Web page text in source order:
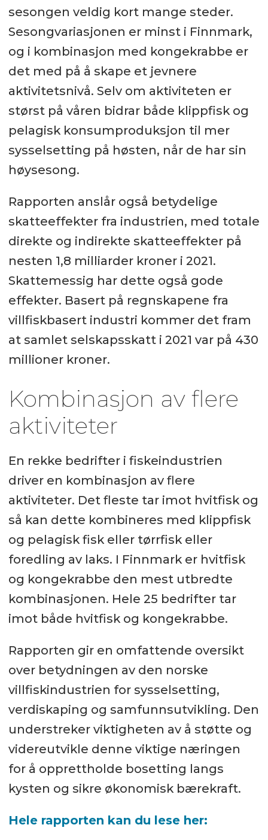
sesongen veldig kort mange steder.
Sesongvariasjonen er minst i Finnmark,
og i kombinasjon med kongekrabbe er
det med på å skape et jevnere
aktivitetsnivå. Selv om aktiviteten er
størst på våren bidrar både klippfisk og
pelagisk konsumproduksjon til mer
sysselsetting på høsten, når de har sin
høysesong.
Rapporten anslår også betydelige
skatteeffekter fra industrien, med totale
direkte og indirekte skatteeffekter på
nesten 1,8 milliarder kroner i 2021.
Skattemessig har dette også gode
effekter. Basert på regnskapene fra
villfiskbasert industri kommer det fram
at samlet selskapsskatt i 2021 var på 430
millioner kroner.
Kombinasjon av flere
aktiviteter
En rekke bedrifter i fiskeindustrien
driver en kombinasjon av flere
aktiviteter. Det fleste tar imot hvitfisk og
så kan dette kombineres med klippfisk
og pelagisk fisk eller tørrfisk eller
foredling av laks. I Finnmark er hvitfisk
og kongekrabbe den mest utbredte
kombinasjonen. Hele 25 bedrifter tar
imot både hvitfisk og kongekrabbe.
Rapporten gir en omfattende oversikt
over betydningen av den norske
villfiskindustrien for sysselsetting,
verdiskaping og samfunnsutvikling. Den
understreker viktigheten av å støtte og
videreutvikle denne viktige næringen
for å opprettholde bosetting langs
kysten og sikre økonomisk bærekraft.
Hele rapporten kan du lese her: